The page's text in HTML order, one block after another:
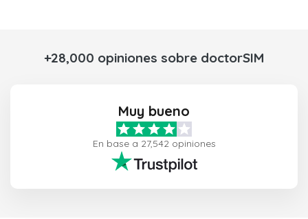
+28,000 opiniones sobre doctorSIM
Muy bueno
En base a 27,542 opiniones